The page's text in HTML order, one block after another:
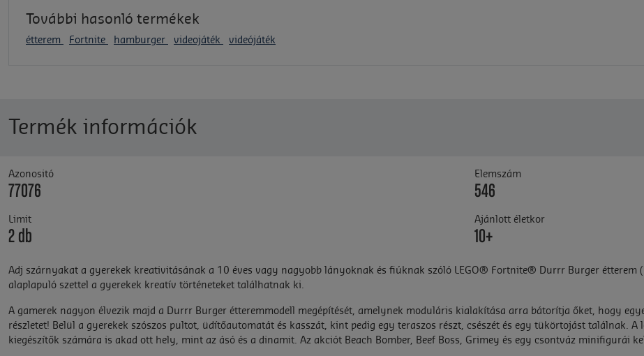
További hasonló termékek
étterem Fortnite hamburger videojáték videójáték
Termék információk
Azonositó
77076
Elemszám
546
Limit
2 db
Ajánlott életkor
10+
Adj szárnyakat a gyerekek kreativitásának a 10 éves vagy nagyobb lányoknak és fiúknak szóló LEGO® Fortnite® Durrr Burger étterem
alaplapuló szettel a gyerekek kreatív történeteket találhatnak ki.
A gamerek nagyon élvezik majd a Durrr Burger étteremmodell megépítését, amelynek moduláris kialakítása arra bátorítja őket, hogy
részletet! Belül a gyerekek szószos pultot, üdítőautomatát és kasszát, kint pedig egy teraszos részt, csészét és egy tükörtojást találnak.
kiegészítők számára is akad ott hely, mint az ásó és a dinamit. Az akciót Beach Bomber, Beef Boss, Grimey és egy csontváz minifigurái